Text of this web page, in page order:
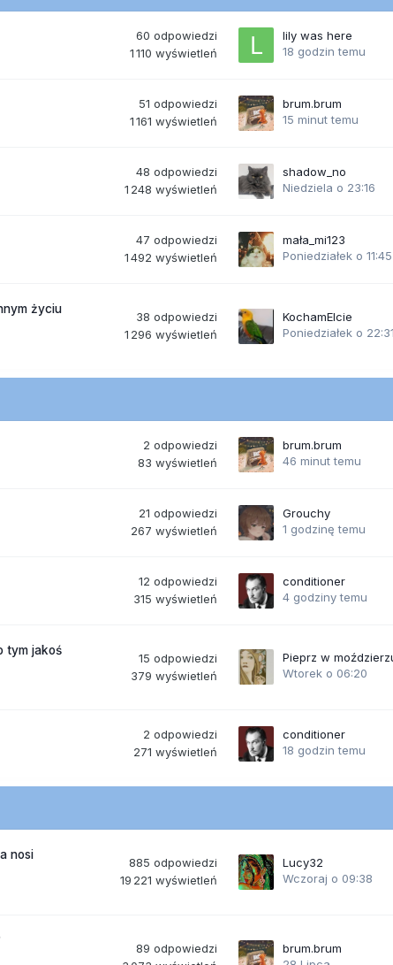
60 odpowiedzi
1 110 wyświetleń
lily was here
18 godzin temu
51 odpowiedzi
1 161 wyświetleń
brum.brum
15 minut temu
48 odpowiedzi
1 248 wyświetleń
shadow_no
Niedziela o 23:16
47 odpowiedzi
1 492 wyświetleń
mała_mi123
Poniedziałek o 11:45
życiu
38 odpowiedzi
1 296 wyświetleń
KochamElcie
Poniedziałek o
2 odpowiedzi
83 wyświetleń
brum.brum
46 minut temu
21 odpowiedzi
267 wyświetleń
Grouchy
1 godzinę temu
12 odpowiedzi
315 wyświetleń
conditioner
4 godziny temu
tym jakoś
15 odpowiedzi
379 wyświetleń
Pieprz w
Wtorek o 06:20
2 odpowiedzi
271 wyświetleń
conditioner
18 godzin temu
nosi
885 odpowiedzi
19 221 wyświetleń
Lucy32
Wczoraj o 09:38
89 odpowiedzi
brum.brum